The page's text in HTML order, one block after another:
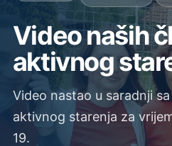
Video naših
aktivnog
Video nastao u saradnji
aktivnog starenja za
19.